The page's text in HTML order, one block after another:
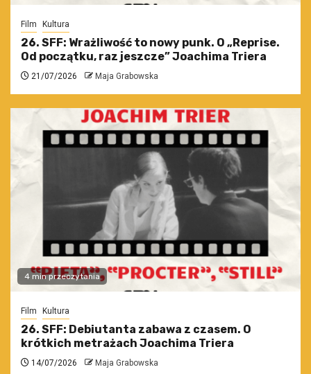
Film Kultura
26. SFF: Wrażliwość to nowy punk. O „Reprise.
Od początku, raz jeszcze” Joachima Triera
21/07/2026 Maja Grabowska
4 min przeczytania
Film Kultura
26. SFF: Debiutanta zabawa z czasem. O
krótkich metrażach Joachima Triera
14/07/2026 Maja Grabowska